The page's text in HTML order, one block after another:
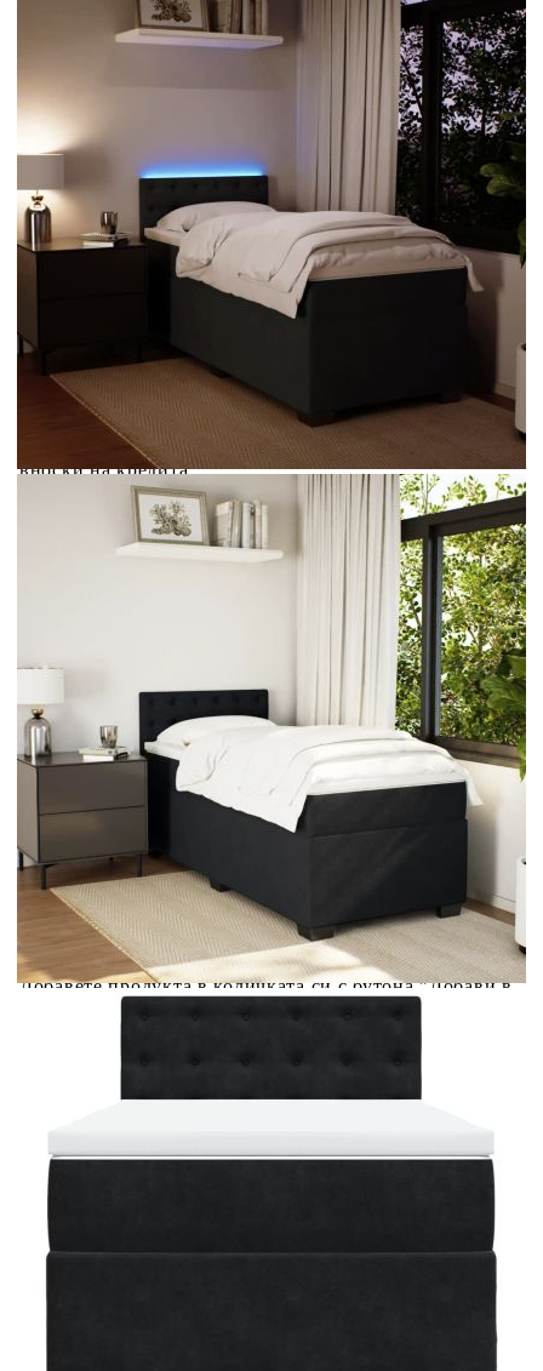
8721102734304
55 см
Дължина на захранващия кабел:
Клас на защита:
Дължина на USB кабела:
Материал за пълнеж:
Покет пружини, пяна
Твърдост:
Средна
Купи на изплащане
Боксспринг легло с матрак, черно, 100x200 см, кадифе
Please select credit institution
Цена на продукта: €366.00
Extraction of information from credit institutions
Предоставената таблица е с информационна цел.
Добавете продукта в количката си с бутона "Добави в
количката" и при поръчка ще можете да изберете броя
вноски на кредита.
Acest tabel are caracter informativ. Adăugați produsul în
coșul de cumpărături unde veți putea selecta detaliile
Предоставената таблица е с информационна цел.
Добавете продукта в количката си с бутона "Добави в
количката" и при поръчка ще можете да изберете броя
Предоставената таблица е с информационна цел.
Добавете продукта в количката си с бутона "Добави в
количката" и при поръчка ще можете да изберете броя
вноски на кредита.
Предоставената таблица е с информационна цел.
Добавете продукта в количката си с бутона "Добави в
количката" и при поръчка ще можете да изберете броя
вноски на кредита.
Предоставената таблица е с информационна цел.
Добавете продукта в количката си с бутона "Добави в
количката" и при поръчка ще можете да изберете броя
вноски на кредита.
Когато плащате с NewPay, всъщност NewPay плаща
поръчката Ви вместо Вас. Вие я получавате и
поръчката без оскъпяване. За покупки на стойност до
400 лв. / €204,52
поръчката си на момента с карта. Останалата сума се
разделя на 3 равни месечни вноски без оскъпяване. За
Плащане на 6 вноски. Стойността на поръчката се
разпределя в 6 равни месечни вноски с оскъпяване. За